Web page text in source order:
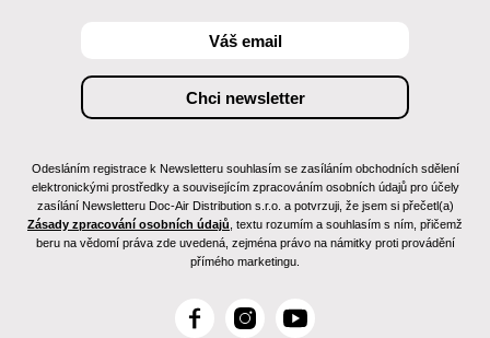
Odesláním registrace k Newsletteru souhlasím se zasíláním obchodních sdělení
elektronickými prostředky a souvisejícím zpracováním osobních údajů pro účely
zasílání Newsletteru Doc-Air Distribution s.r.o. a potvrzuji, že jsem si přečetl(a)
Zásady zpracování osobních údajů , textu rozumím a souhlasím s ním, přičemž
beru na vědomí práva zde uvedená, zejména právo na námitky proti provádění
přímého marketingu.
F
I
Y